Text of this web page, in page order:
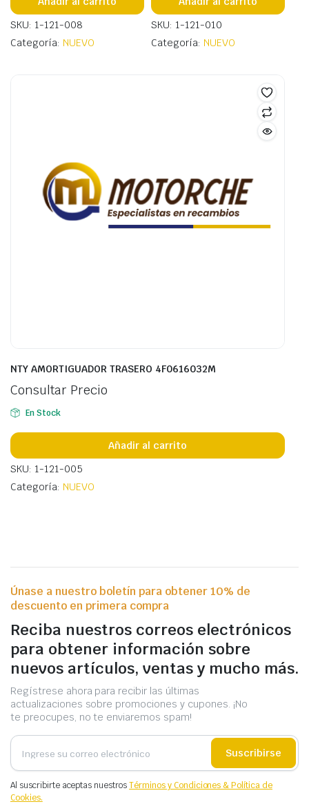
SKU: 1-121-008
Categoría: NUEVO
SKU: 1-121-010
Categoría: NUEVO
NTY AMORTIGUADOR TRASERO 4F0616032M
Consultar Precio
En Stock
Añadir al carrito
SKU: 1-121-005
Categoría: NUEVO
Únase a nuestro boletín para obtener 10% de
descuento en primera compra
Reciba nuestros correos electrónicos
para obtener información sobre
nuevos artículos, ventas y mucho más.
Regístrese ahora para recibir las últimas
actualizaciones sobre promociones y cupones. ¡No
te preocupes, no te enviaremos spam!
Suscribirse
Al suscribirte aceptas nuestrosTérminos y Condiciones & Política de
Cookies.